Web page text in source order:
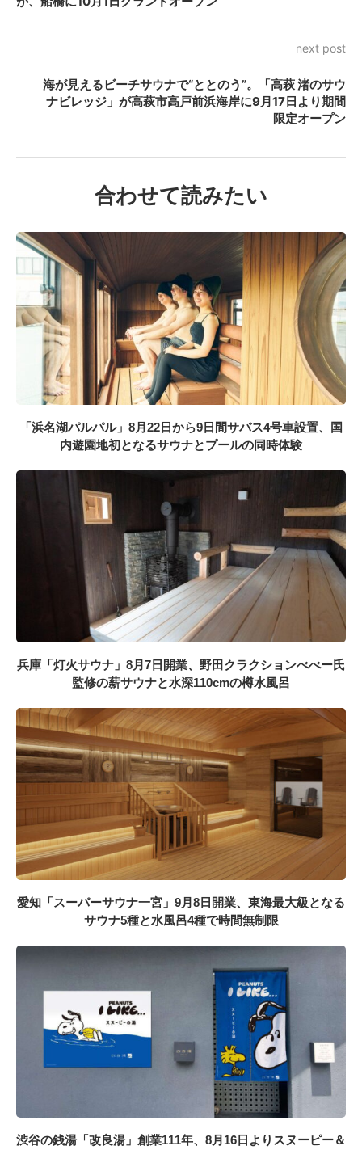
next post
海が見えるビーチサウナで“ととのう”。「高萩 渚のサウ
ナビレッジ」が高萩市高戸前浜海岸に9月17日より期間
限定オープン
合わせて読みたい
「浜名湖パルパル」8月22日から9日間サバス4号車設置、国
内遊園地初となるサウナとプールの同時体験
兵庫「灯火サウナ」8月7日開業、野田クラクションべべー氏
監修の薪サウナと水深110cmの樽水風呂
愛知「スーパーサウナ一宮」9月8日開業、東海最大級となる
サウナ5種と水風呂4種で時間無制限
渋谷の銭湯「改良湯」創業111年、8月16日よりスヌーピー＆